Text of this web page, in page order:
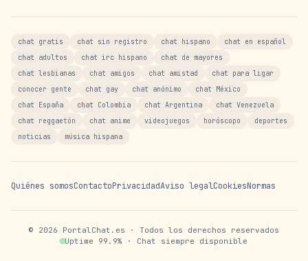
chat gratis chat sin registro chat hispano
chat en español
chat adultos
chat irc hispano
chat de mayores
chat lesbianas
chat amigos chat amistad
chat para ligar
conocer gente
chat gay chat anónimo
chat México
chat España
chat Colombia chat Argentina
chat Venezuela
chat reggaetón
chat anime videojuegos horóscopo
deportes
noticias
música hispana
Quiénes somosContactoPrivacidadAviso legalCookiesNormas
© 2026 PortalChat.es · Todos los derechos reservados
Uptime 99.9% · Chat siempre disponible